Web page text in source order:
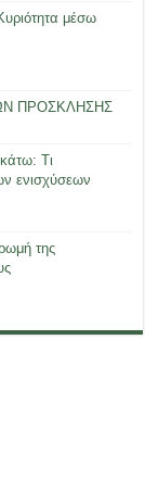
μέσω
ΠΡΟΣΚΛΗΣΗΣ
Τι
ενισχύσεων
της